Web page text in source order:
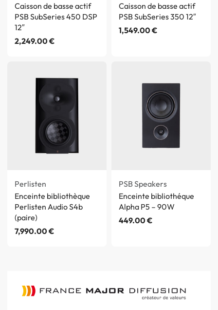
Caisson de basse actif
PSB SubSeries 450 DSP
12″
2,249.00€
Caisson de basse actif
PSB SubSeries 350 12″
1,549.00€
Perlisten
Enceinte bibliothèque
Perlisten Audio S4b
(paire)
7,990.00€
PSB Speakers
Enceinte bibliothéque
Alpha P5 – 90W
449.00€